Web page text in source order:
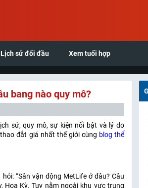
Lịch sử đối đầu Xem tuổi hợp
bang nào quy mô?
sử, quy mô, sự kiện nổi bật và lý do
đắt giá nhất thế giới cùng blog thể
“Sân vận động MetLife ở đâu? Câu
Hoa Kỳ. Tuy nằm ngoài khu vực trung